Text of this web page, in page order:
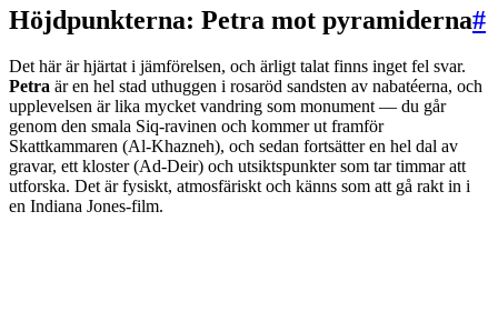
Höjdpunkterna: Petra mot pyramiderna#
Det här är hjärtat i jämförelsen, och ärligt talat finns inget fel svar.
Petra är en hel stad uthuggen i rosaröd sandsten av nabatéerna, och
upplevelsen är lika mycket vandring som monument — du går
genom den smala Siq-ravinen och kommer ut framför
Skattkammaren (Al-Khazneh), och sedan fortsätter en hel dal av
gravar, ett kloster (Ad-Deir) och utsiktspunkter som tar timmar att
utforska. Det är fysiskt, atmosfäriskt och känns som att gå rakt in i
en Indiana Jones-film.